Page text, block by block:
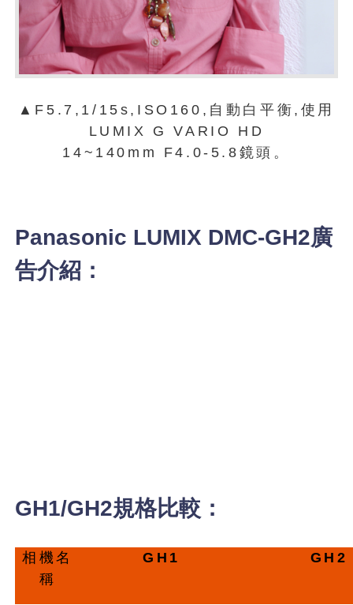
▲F5.7,1/15s,ISO160,自動白平衡,使用
LUMIX G VARIO HD
14~140mm F4.0-5.8鏡頭。
Panasonic LUMIX DMC-GH2廣
告介紹：
GH1/GH2規格比較：
相機名
稱
GH1 GH2